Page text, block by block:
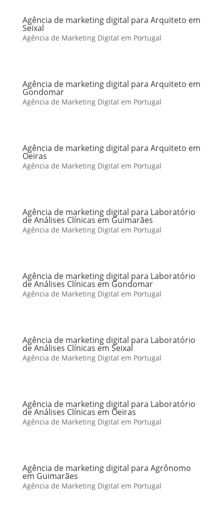
Agência de marketing digital para Arquiteto em
Seixal
Agência de Marketing Digital em Portugal
Agência de marketing digital para Arquiteto em
Gondomar
Agência de Marketing Digital em Portugal
Agência de marketing digital para Arquiteto em
Oeiras
Agência de Marketing Digital em Portugal
Agência de marketing digital para Laboratório
de Análises Clínicas em Guimarães
Agência de Marketing Digital em Portugal
Agência de marketing digital para Laboratório
de Análises Clínicas em Gondomar
Agência de Marketing Digital em Portugal
Agência de marketing digital para Laboratório
de Análises Clínicas em Seixal
Agência de Marketing Digital em Portugal
Agência de marketing digital para Laboratório
de Análises Clínicas em Oeiras
Agência de Marketing Digital em Portugal
Agência de marketing digital para Agrônomo
em Guimarães
Agência de Marketing Digital em Portugal